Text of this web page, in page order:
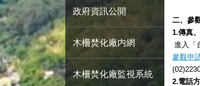
政府資訊公開
木柵焚化廠内網
木柵焚化廠監視系統
二、參
1.傳真
進入「
參觀申
2.電話